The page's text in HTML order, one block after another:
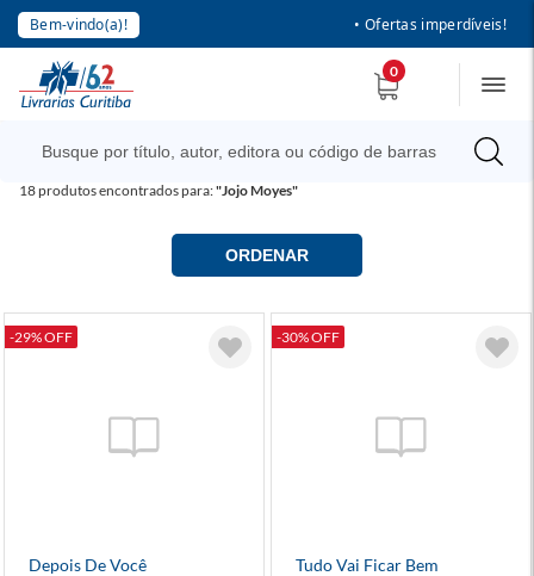
Bem-vindo(a)! • Ofertas imperdíveis!
0
18produtos encontrados para:"Jojo Moyes"
ORDENAR
-29% OFF
Depois De Você
-30% OFF
Tudo Vai Ficar Bem